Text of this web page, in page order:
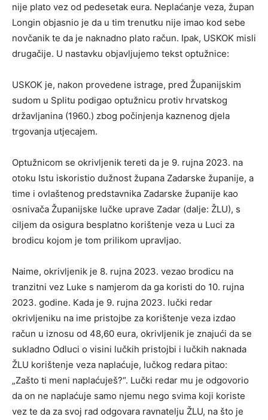
nije plato vez od pedesetak eura. Neplaćanje veza, župan
Longin objasnio je da u tim trenutku nije imao kod sebe
novčanik te da je naknadno plato račun. Ipak, USKOK misli
drugačije. U nastavku objavljujemo tekst optužnice:
USKOK je, nakon provedene istrage, pred Županijskim
sudom u Splitu podigao optužnicu protiv hrvatskog
državljanina (1960.) zbog počinjenja kaznenog djela
trgovanja utjecajem.
Optužnicom se okrivljenik tereti da je 9. rujna 2023. na
otoku Istu iskoristio dužnost župana Zadarske županije, a
time i ovlaštenog predstavnika Zadarske županije kao
osnivača Županijske lučke uprave Zadar (dalje: ŽLU), s
ciljem da osigura besplatno korištenje veza u Luci za
brodicu kojom je tom prilikom upravljao.
Naime, okrivljenik je 8. rujna 2023. vezao brodicu na
tranzitni vez Luke s namjerom da ga koristi do 10. rujna
2023. godine. Kada je 9. rujna 2023. lučki redar
okrivljeniku na ime pristojbe za korištenje veza izdao
račun u iznosu od 48,60 eura, okrivljenik je znajući da se
sukladno Odluci o visini lučkih pristojbi i lučkih naknada
ŽLU korištenje veza naplaćuje, lučkog redara pitao:
„Zašto ti meni naplaćuješ?“. Lučki redar mu je odgovorio
da on ne naplaćuje samo njemu nego svima koji koriste
vez te da za svoj rad odgovara ravnatelju ŽLU, na što je